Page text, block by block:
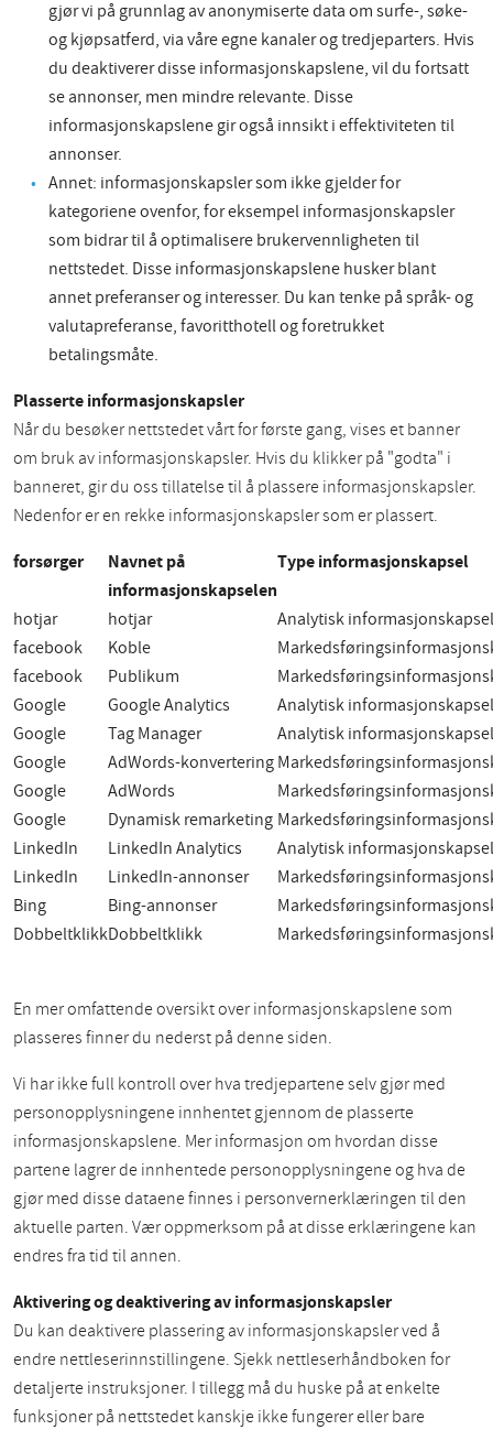
gjør vi på grunnlag av anonymiserte data om surfe-, søke-
og kjøpsatferd, via våre egne kanaler og tredjeparters. Hvis
du deaktiverer disse informasjonskapslene, vil du fortsatt
se annonser, men mindre relevante. Disse
informasjonskapslene gir også innsikt i effektiviteten til
annonser.
Annet: informasjonskapsler som ikke gjelder for
kategoriene ovenfor, for eksempel informasjonskapsler
som bidrar til å optimalisere brukervennligheten til
nettstedet. Disse informasjonskapslene husker blant
annet preferanser og interesser. Du kan tenke på språk- og
valutapreferanse, favoritthotell og foretrukket
betalingsmåte.
Plasserte informasjonskapsler
Når du besøker nettstedet vårt for første gang, vises et banner
om bruk av informasjonskapsler. Hvis du klikker på "godta" i
banneret, gir du oss tillatelse til å plassere informasjonskapsler.
Nedenfor er en rekke informasjonskapsler som er plassert.
forsørger
Navnet på
informasjonskapselen
Type informasjonskapsel
hotjar hotjar
Analytisk informasjonskapsel
facebook
Koble
facebook
Publikum
Google
Google Analytics
Analytisk informasjonskapsel
Google
Tag Manager
Analytisk informasjonskapsel
Google
AdWords-konvertering
Google
AdWords
Google
Dynamisk remarketing
LinkedIn
LinkedIn Analytics
Analytisk informasjonskapsel
LinkedIn
LinkedIn-annonser
Bing
Bing-annonser
DobbeltklikkDobbeltklikk
En mer omfattende oversikt over informasjonskapslene som
plasseres finner du nederst på denne siden.
Vi har ikke full kontroll over hva tredjepartene selv gjør med
personopplysningene innhentet gjennom de plasserte
informasjonskapslene. Mer informasjon om hvordan disse
partene lagrer de innhentede personopplysningene og hva de
gjør med disse dataene finnes i personvernerklæringen til den
aktuelle parten. Vær oppmerksom på at disse erklæringene kan
endres fra tid til annen.
Aktivering og deaktivering av informasjonskapsler
Du kan deaktivere plassering av informasjonskapsler ved å
endre nettleserinnstillingene. Sjekk nettleserhåndboken for
detaljerte instruksjoner. I tillegg må du huske på at enkelte
funksjoner på nettstedet kanskje ikke fungerer eller bare